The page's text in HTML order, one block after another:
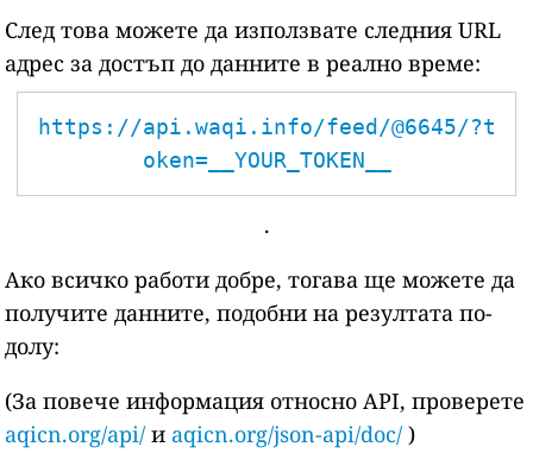
След това можете да използвате следния URL
адрес за достъп до данните в реално време:
https://api.waqi.info/feed/@6645/?t
oken=__YOUR_TOKEN__
.
Ако всичко работи добре, тогава ще можете да
получите данните, подобни на резултата по-
долу:
(За повече информация относно API, проверете
aqicn.org/api/ и aqicn.org/json-api/doc/ )